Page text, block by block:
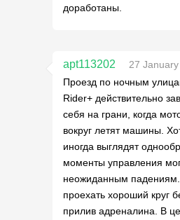
доработаны.
apt113202
27
Проезд по ночным
Rider+ действительно
себя на грани, когда
вокруг летят машины.
иногда выглядят
моменты управления
неожиданным падениям.
проехать хороший круг
прилив адреналина. В